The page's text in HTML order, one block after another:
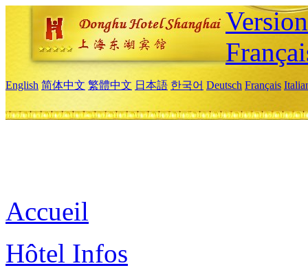
English 简体中文 繁體中文 日本語 한국어 Deutsch Français
Accueil
Hôtel Infos